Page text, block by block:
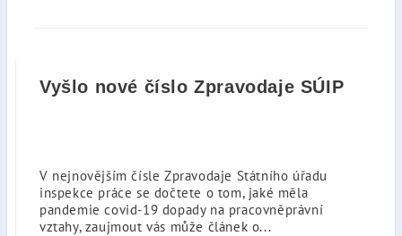
Vyšlo nové číslo Zpravodaje SÚIP
V nejnovějším čísle Zpravodaje Státního úřadu
inspekce práce se dočtete o tom, jaké měla
pandemie covid-19 dopady na pracovněprávní
vztahy, zaujmout vás může článek o...